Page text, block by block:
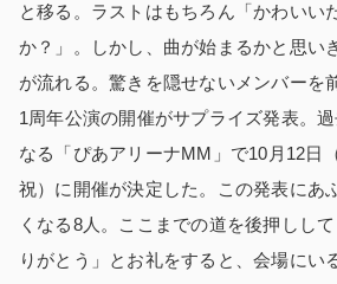
と移る。ラストはもちろん「かわいい
か？」。しかし、曲が始まるかと思い
が流れる。驚きを隠せないメンバーを
1周年公演の開催がサプライズ発表。
なる「ぴあアリーナMM」で10月12日
祝）に開催が決定した。この発表にあ
くなる8人。ここまでの道を後押しし
りがとう」とお礼をすると、会場にい